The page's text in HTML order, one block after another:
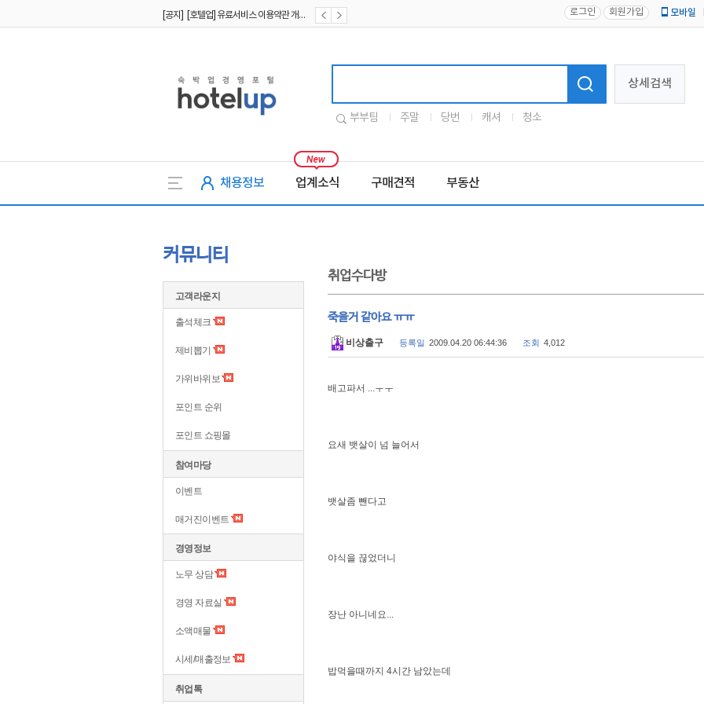
[공지] [호텔업] 개인정보 처리방침 개정본2 (19.09.02) 로그인 회원가입 모바일
상세검색
부부팀 주말 당번 캐셔 청소
채용정보 업계소식 구매견적 부동산
커뮤니티
고객라운지
출석체크
제비뽑기
가위바위보
포인트 순위
포인트 쇼핑몰
참여마당
이벤트
매거진이벤트
경영정보
노무 상담
경영 자료실
소액매물
시세/매출정보
취업톡
취업수다방
죽을거 같아요 ㅠㅠ
비상출구 등록일 2009.04.20 06:44:36 조회 4,012
배고파서 ...ㅜㅜ
요새 뱃살이 넘 늘어서
뱃살좀 뺀다고
야식을 끊었더니
장난 아니네요...
밥먹을때까지 4시간 남았는데